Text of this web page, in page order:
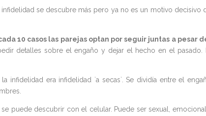
se descubre más pero ya no es un motivo decisivo
10 casos las parejas optan por seguir juntas a pesar
detalles sobre el engaño y dejar el hecho en el pasado.
infidelidad era infidelidad `a secas`. Se dividía entre el
puede descubrir con el celular. Puede ser sexual,